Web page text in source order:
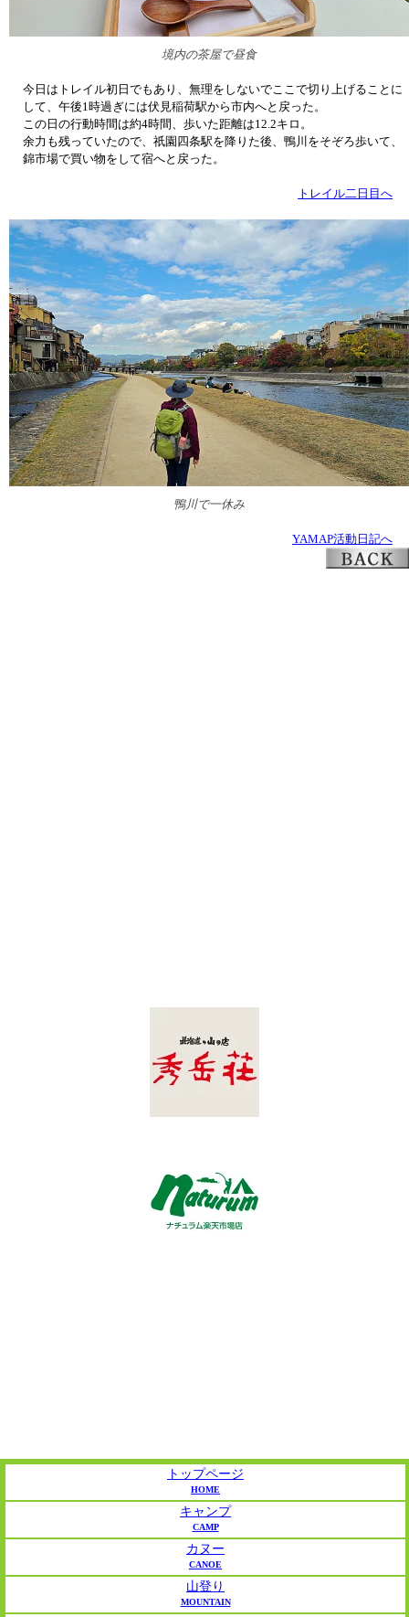
トップページ
HOME
キャンプ
CAMP
カヌー
CANOE
山登り
MOUNTAIN
境内の茶屋で昼食
今日はトレイル初日でもあり、無理をしないでここで切り上げることに
して、午後1時過ぎには伏見稲荷駅から市内へと戻った。
この日の行動時間は約4時間、歩いた距離は12.2キロ。
余力も残っていたので、祇園四条駅を降りた後、鴨川をそぞろ歩いて、
錦市場で買い物をして宿へと戻った。
トレイル二日目へ
鴨川で一休み
YAMAP活動日記へ